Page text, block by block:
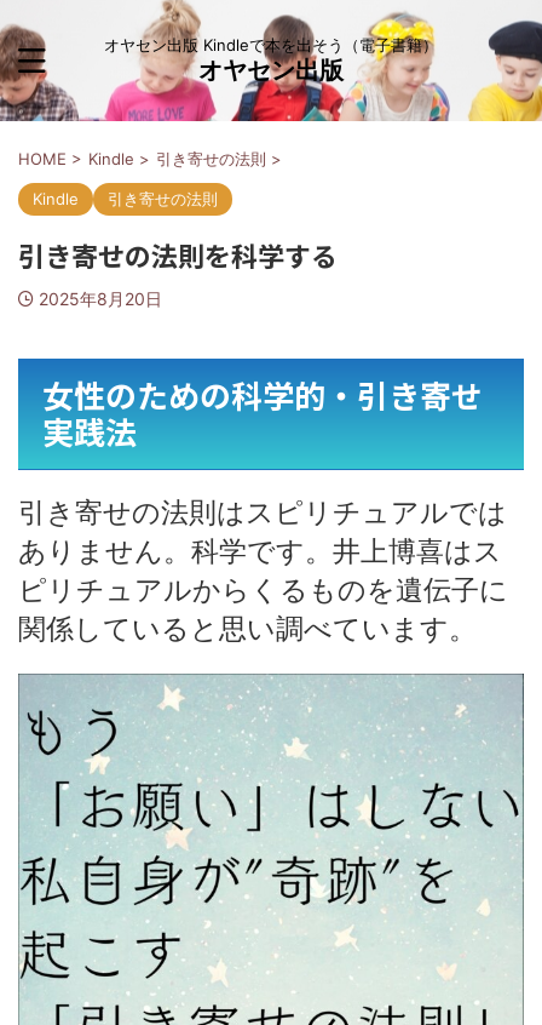
オヤセン出版 Kindleで本を出そう（電子書籍）
オヤセン出版
HOME > Kindle > 引き寄せの法則 >
Kindle 引き寄せの法則
引き寄せの法則を科学する
2025年8月20日
女性のための科学的・引き寄せ
実践法
引き寄せの法則はスピリチュアルでは
ありません。科学です。井上博喜はス
ピリチュアルからくるものを遺伝子に
関係していると思い調べています。